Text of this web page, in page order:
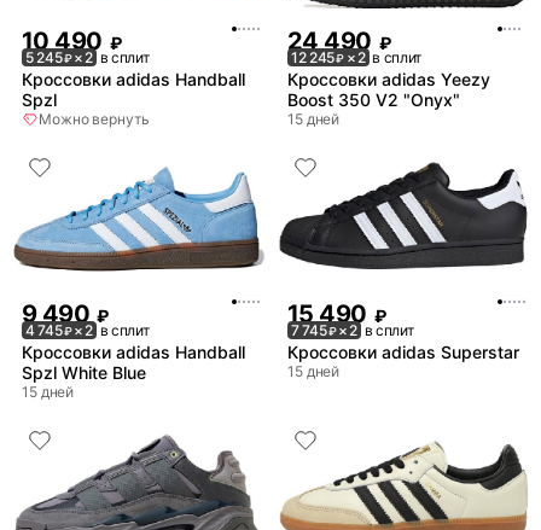
10 490 ₽
5 245₽× 2 в сплит
Кроссовки adidas Handball
Spzl
Можно вернуть
24 490 ₽
12 245₽ × 2 в сплит
Кроссовки adidas Yeezy
Boost 350 V2 "Onyx"
15 дней
9 490 ₽
4 745₽× 2 в сплит
Кроссовки adidas Handball
Spzl White Blue
15 дней
15 490 ₽
7 745₽× 2 в сплит
Кроссовки adidas Superstar
15 дней